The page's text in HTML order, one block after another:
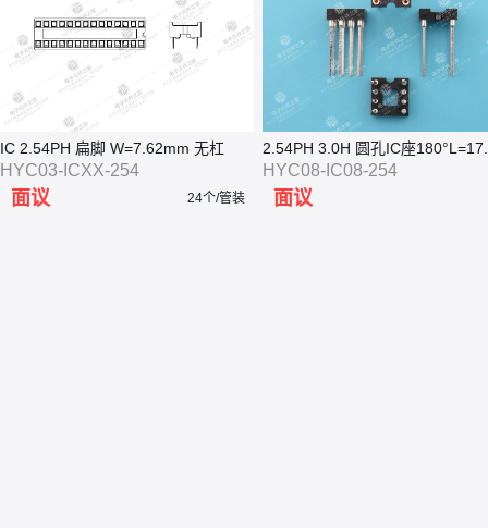
IC 2.54PH 扁脚 W=7.62mm 无杠
HYC03-ICXX-254
面议 24个/管装
2.54PH 3.0H 圆孔IC座
HYC08-IC08-254
面议